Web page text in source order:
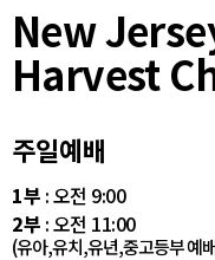
New
Harvest
주일예배
1부 : 오전 9:00
2부 : 오전 11:00
(유아,유치,유년,중고등부 예